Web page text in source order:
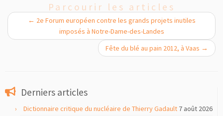
Parcourir les articles
← 2e Forum européen contre les grands projets inutiles
imposés à Notre-Dame-des-Landes
Fête du blé au pain 2012, à Vaas →
Derniers articles
Dictionnaire critique du nucléaire de Thierry Gadault 7 août 2026